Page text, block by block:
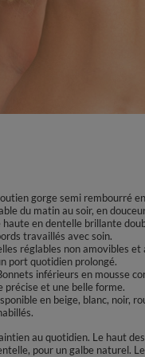
gorge semi rembourré
du matin au soir, en
en dentelle brillante
travaillés avec soin.
réglables non amovibles
port quotidien prolongé.
inférieurs en mousse
précise et une belle forme.
en beige, blanc, noir,
au quotidien. Le haut
pour un galbe naturel.